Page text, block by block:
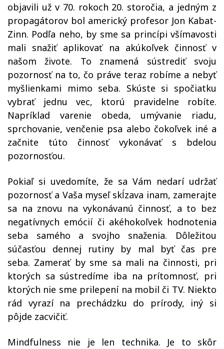
objavili už v 70. rokoch 20. storočia, a jedným z
propagátorov bol americký profesor Jon Kabat-
Zinn. Podľa neho, by sme sa princípi všímavosti
mali snažiť aplikovať na akúkoľvek činnosť v
našom živote. To znamená sústrediť svoju
pozornosť na to, čo práve teraz robíme a nebyť
myšlienkami mimo seba. Skúste si spočiatku
vybrať jednu vec, ktorú pravidelne robíte.
Napríklad varenie obeda, umývanie riadu,
sprchovanie, venčenie psa alebo čokoľvek iné a
začnite túto činnosť vykonávať s bdelou
pozornosťou.
Pokiaľ si uvedomíte, že sa Vám nedarí udržať
pozornosť a Vaša myseľ skĺzava inam, zamerajte
sa na znovu na vykonávanú činnosť, a to bez
negatívnych emócií či akéhokoľvek hodnotenia
seba samého a svojho snaženia. Dôležitou
súčasťou dennej rutiny by mal byť čas pre
seba. Zamerať by sme sa mali na činnosti, pri
ktorých sa sústredíme iba na prítomnosť, pri
ktorých nie sme prilepení na mobil či TV. Niekto
rád vyrazí na prechádzku do prírody, iný si
pôjde zacvičiť.
Mindfulness nie je len technika. Je to skôr